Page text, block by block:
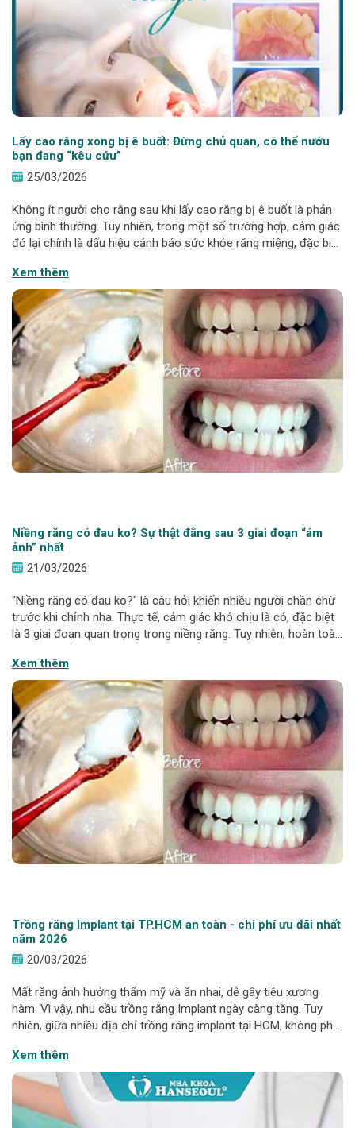
Lấy cao răng xong bị ê buốt: Đừng chủ quan, có thể nướu
bạn đang “kêu cứu”
25/03/2026
Không ít người cho rằng sau khi lấy cao răng bị ê buốt là phản
ứng bình thường. Tuy nhiên, trong một số trường hợp, cảm giác
đó lại chính là dấu hiệu cảnh báo sức khỏe răng miệng, đặc biệt
thường,
Xem thêm
Niềng răng có đau ko? Sự thật đằng sau 3 giai đoạn “ám
ảnh” nhất
21/03/2026
"Niềng răng có đau ko?" là câu hỏi khiến nhiều người chần chừ
trước khi chỉnh nha. Thực tế, cảm giác khó chịu là có, đặc biệt
là 3 giai đoạn quan trọng trong niềng răng. Tuy nhiên, hoàn toàn
pháp và được
Xem thêm
Trồng răng Implant tại TP.HCM an toàn - chi phí ưu đãi nhất
năm 2026
20/03/2026
Mất răng ảnh hưởng thẩm mỹ và ăn nhai, dễ gây tiêu xương
hàm. Vì vậy, nhu cầu trồng răng Implant ngày càng tăng. Tuy
nhiên, giữa nhiều địa chỉ trồng răng implant tại HCM, không phải
Implant từ 6,9 triệu
Xem thêm